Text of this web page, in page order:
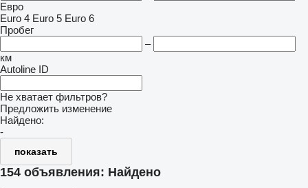
Евро
Euro 4 Euro 5 Euro 6
Пробег
–
км
Autoline ID
Не хватает фильтров?
Предложить изменение
Найдено:
-
показать
154 объявления: Найдено